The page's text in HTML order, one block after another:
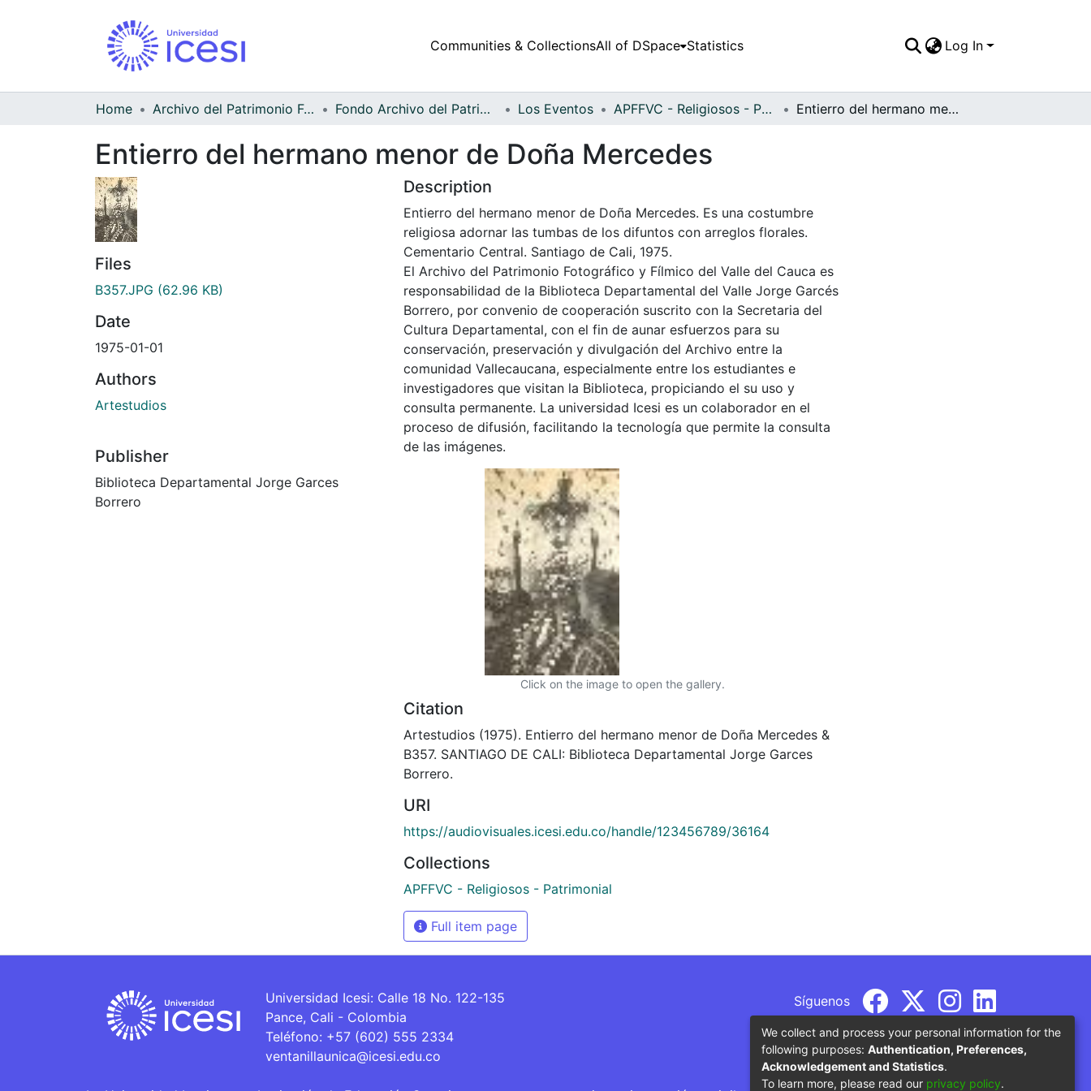
Communities & CollectionsAll of DSpace Statistics Log In
Home Archivo del Patrimonio Fotográfico y Fílmico del Valle del Cauca Fondo Archivo del Patrimonio Fotográfico y Fílmico del Valle del Cauca Los Eventos APFFVC - Religiosos - Patrimonial Entierro del hermano menor de Doña Mercedes
Entierro del hermano menor de Doña Mercedes
Files
B357.JPG (62.96 KB)
Date
1975-01-01
Authors
Artestudios
Publisher
Biblioteca Departamental Jorge Garces
Borrero
Description
Entierro del hermano menor de Doña Mercedes. Es una costumbre
religiosa adornar las tumbas de los difuntos con arreglos florales.
Cementario Central. Santiago de Cali, 1975.
El Archivo del Patrimonio Fotográfico y Fílmico del Valle del Cauca es
responsabilidad de la Biblioteca Departamental del Valle Jorge Garcés
Borrero, por convenio de cooperación suscrito con la Secretaria del
Cultura Departamental, con el fin de aunar esfuerzos para su
conservación, preservación y divulgación del Archivo entre la
comunidad Vallecaucana, especialmente entre los estudiantes e
investigadores que visitan la Biblioteca, propiciando el su uso y
consulta permanente. La universidad Icesi es un colaborador en el
proceso de difusión, facilitando la tecnología que permite la consulta
de las imágenes.
Click on the image to open the gallery.
Citation
Artestudios (1975). Entierro del hermano menor de Doña Mercedes &
B357. SANTIAGO DE CALI: Biblioteca Departamental Jorge Garces
Borrero.
URI
https://audiovisuales.icesi.edu.co/handle/123456789/36164
Collections
APFFVC - Religiosos - Patrimonial
Full item page
Universidad Icesi: Calle 18 No. 122-135
Pance, Cali - Colombia
Teléfono: +57 (602) 555 2334
ventanillaunica@icesi.edu.co
Síguenos
We collect and process your personal information for the
following purposes: Authentication, Preferences,
Acknowledgement and Statistics.
To learn more, please read our privacy policy.